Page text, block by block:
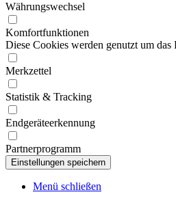
Währungswechsel
Komfortfunktionen
Diese Cookies werden genutzt um das
Merkzettel
Statistik & Tracking
Endgeräteerkennung
Partnerprogramm
Menü schließen